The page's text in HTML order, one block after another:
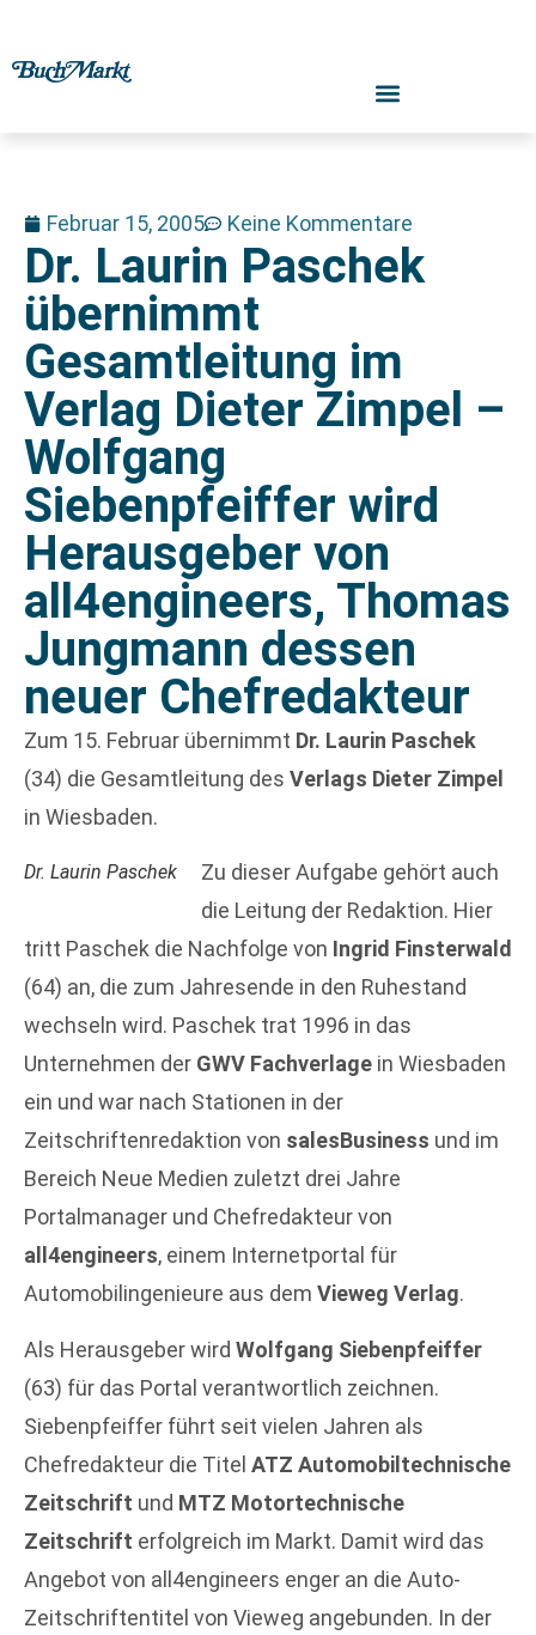
Februar 15, 2005 Keine Kommentare
Dr. Laurin Paschek
übernimmt
Gesamtleitung im
Verlag Dieter Zimpel –
Wolfgang
Siebenpfeiffer wird
Herausgeber von
all4engineers, Thomas
Jungmann dessen
neuer Chefredakteur
Zum 15. Februar übernimmt Dr. Laurin Paschek
(34) die Gesamtleitung des Verlags Dieter Zimpel
in Wiesbaden.
Dr. Laurin Paschek
Zu dieser Aufgabe gehört auch
die Leitung der Redaktion. Hier
tritt Paschek die Nachfolge von Ingrid Finsterwald
(64) an, die zum Jahresende in den Ruhestand
wechseln wird. Paschek trat 1996 in das
Unternehmen der GWV Fachverlage in Wiesbaden
ein und war nach Stationen in der
Zeitschriftenredaktion von salesBusiness und im
Bereich Neue Medien zuletzt drei Jahre
Portalmanager und Chefredakteur von
all4engineers, einem Internetportal für
Automobilingenieure aus dem Vieweg Verlag.
Als Herausgeber wird Wolfgang Siebenpfeiffer
(63) für das Portal verantwortlich zeichnen.
Siebenpfeiffer führt seit vielen Jahren als
Chefredakteur die Titel ATZ Automobiltechnische
Zeitschrift und MTZ Motortechnische
Zeitschrift erfolgreich im Markt. Damit wird das
Angebot von all4engineers enger an die Auto-
Zeitschriftentitel von Vieweg angebunden. In der